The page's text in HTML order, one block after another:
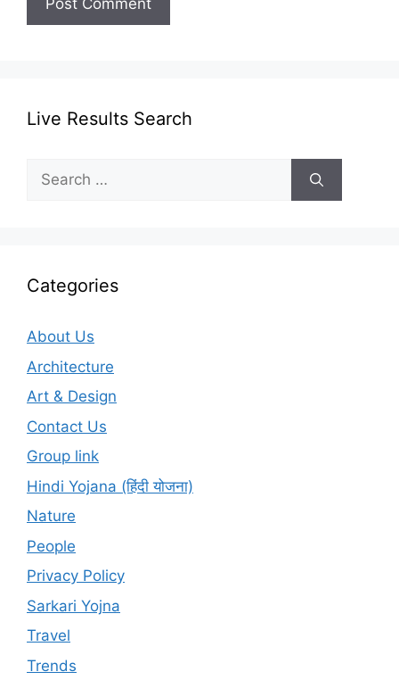
Live Results Search
Search
for:
Categories
About Us
Architecture
Art & Design
Contact Us
Group link
Hindi Yojana (हिंदी योजना)
Nature
People
Privacy Policy
Sarkari Yojna
Travel
Trends